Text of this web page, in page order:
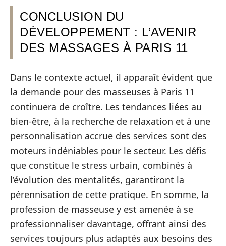
CONCLUSION DU
DÉVELOPPEMENT : L’AVENIR
DES MASSAGES À PARIS 11
Dans le contexte actuel, il apparaît évident que
la demande pour des masseuses à Paris 11
continuera de croître. Les tendances liées au
bien-être, à la recherche de relaxation et à une
personnalisation accrue des services sont des
moteurs indéniables pour le secteur. Les défis
que constitue le stress urbain, combinés à
l’évolution des mentalités, garantiront la
pérennisation de cette pratique. En somme, la
profession de masseuse y est amenée à se
professionnaliser davantage, offrant ainsi des
services toujours plus adaptés aux besoins des